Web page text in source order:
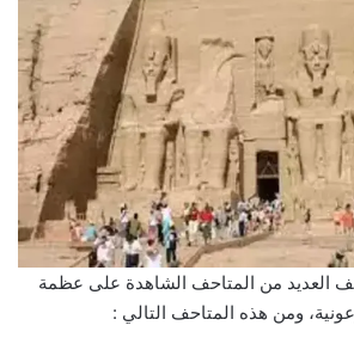
العديد من المتاحف الشاهدة على عظمة
ومن هذه المتاحف التالي :